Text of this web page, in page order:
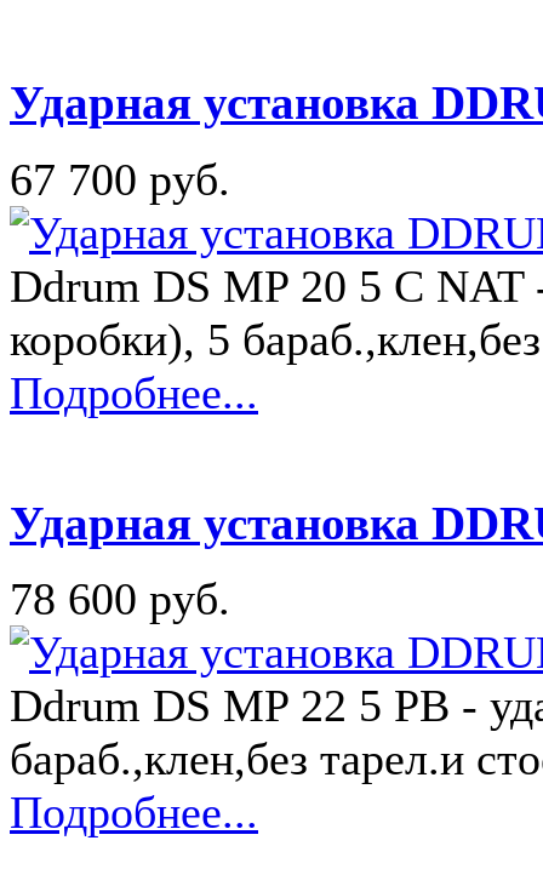
Ударная установка
67 700 руб.
Ddrum DS MP 20 5 C NAT
коробки), 5
Подробнее...
Ударная установка
78 600 руб.
Ddrum DS MP 22 5 PB -
бараб.,клен,без тарел.и
Подробнее...